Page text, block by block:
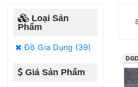
Loại Sản
Phẩm
Đồ Gia Dụng (39)
Giá Sản Phẩm